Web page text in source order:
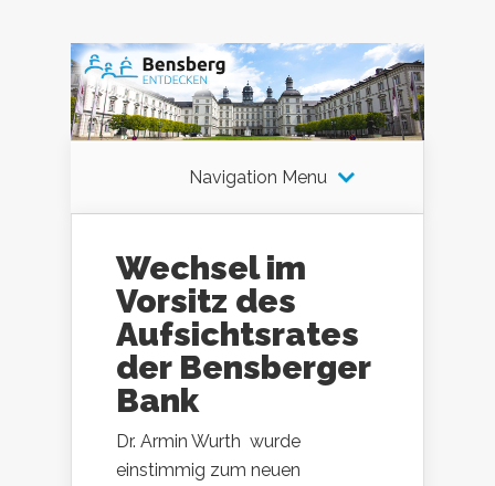
Navigation Menu
Wechsel im
Vorsitz des
Aufsichtsrates
der Bensberger
Bank
Dr. Armin Wurth wurde
einstimmig zum neuen